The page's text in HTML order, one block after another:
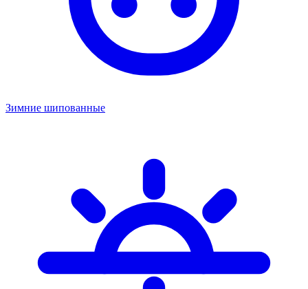
Зимние шипованные